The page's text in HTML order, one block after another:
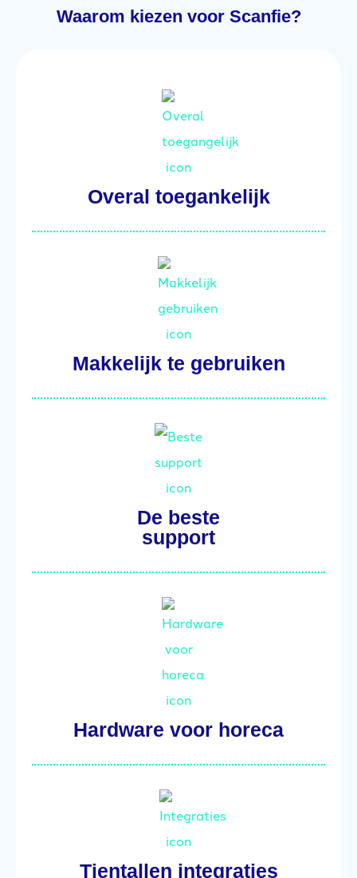
Waarom kiezen voor Scanfie?
Overal toegankelijk
Makkelijk te gebruiken
De beste
support
Hardware voor horeca
Tientallen integraties